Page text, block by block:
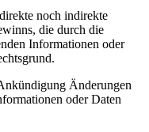
noch indirekte
die durch die
Informationen oder
Änderungen
oder Daten